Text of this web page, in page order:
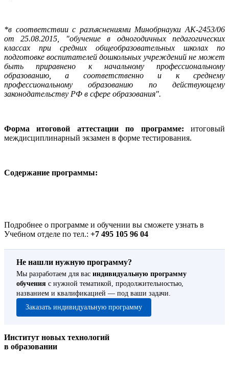
*в соответствии с разъяснениями Минобрнауки АК-2453/06
от 25.08.2015, "обучение в одногодичных педагогических
классах при средних общеобразовательных школах по
подготовке воспитателей дошкольных учреждений не может
быть приравнено к начальному профессиональному
образованию, а соответственно и к среднему
профессиональному образованию по действующему
законодательству РФ в сфере образования".
Форма итоговой аттестации по программе: итоговый
междисциплинарный экзамен в форме тестирования.
Содержание программы:
Подробнее о программе и обучении вы сможете узнать в
Учебном отделе по тел.: +7 495 105 96 04
Не нашли нужную программу?
Мы разработаем для вас индивидуальную программу
обучения с нужной тематикой, продолжительностью,
названием и квалификацией — под ваши задачи.
Заказать индивидуальную программу
Институт новых технологий
в образовании